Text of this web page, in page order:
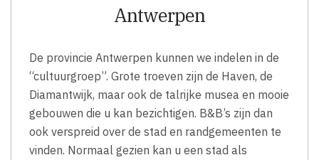
Antwerpen
De provincie Antwerpen kunnen we indelen in de
“cultuurgroep”. Grote troeven zijn de Haven, de
Diamantwijk, maar ook de talrijke musea en mooie
gebouwen die u kan bezichtigen. B&B’s zijn dan
ook verspreid over de stad en randgemeenten te
vinden. Normaal gezien kan u een stad als